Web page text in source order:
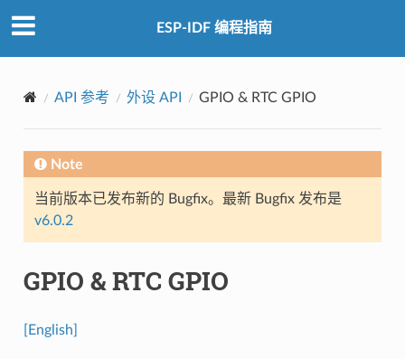
ESP-IDF 编程指南
API 参考 外设 API GPIO & RTC GPIO
Note
当前版本已发布新的 Bugfix。最新 Bugfix 发布是
v6.0.2
GPIO & RTC GPIO
[English]